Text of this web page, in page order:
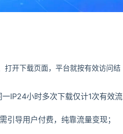
开下载页面，平台就按有效访问结
IP24小时多次下载仅计1次有效流
导用户付费，纯靠流量变现；